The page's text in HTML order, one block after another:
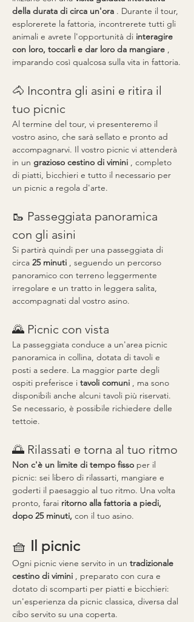
della durata di circa un'ora . Durante il tour,
esplorerete la fattoria, incontrerete tutti gli
animali e avrete l'opportunità di interagire
con loro, toccarli e dar loro da mangiare ,
imparando così qualcosa sulla vita in fattoria.
🐴 Incontra gli asini e ritira il
tuo picnic
Al termine del tour, vi presenteremo il
vostro asino, che sarà sellato e pronto ad
accompagnarvi. Il vostro picnic vi attenderà
in un grazioso cestino di vimini , completo
di piatti, bicchieri e tutto il necessario per
un picnic a regola d'arte.
🥾 Passeggiata panoramica
con gli asini
Si partirà quindi per una passeggiata di
circa 25 minuti , seguendo un percorso
panoramico con terreno leggermente
irregolare e un tratto in leggera salita,
accompagnati dal vostro asino.
🌄 Picnic con vista
La passeggiata conduce a un'area picnic
panoramica in collina, dotata di tavoli e
posti a sedere. La maggior parte degli
ospiti preferisce i tavoli comuni , ma sono
disponibili anche alcuni tavoli più riservati.
Se necessario, è possibile richiedere delle
tettoie.
🌅 Rilassati e torna al tuo ritmo
Non c'è un limite di tempo fisso per il
picnic: sei libero di rilassarti, mangiare e
goderti il paesaggio al tuo ritmo. Una volta
pronto, farai ritorno alla fattoria a piedi,
dopo 25 minuti, con il tuo asino.
🧺 Il picnic
Ogni picnic viene servito in un tradizionale
cestino di vimini , preparato con cura e
dotato di scomparti per piatti e bicchieri:
un'esperienza da picnic classica, diversa dal
cibo servito su una coperta.